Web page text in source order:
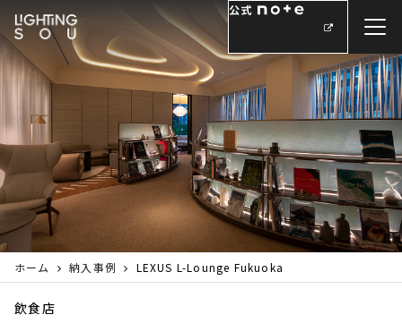
ホーム 納入事例 LEXUS L-Lounge Fukuoka
飲食店